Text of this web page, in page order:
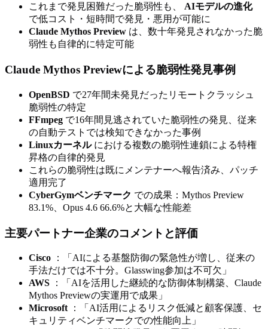
これまで発見困難だった脆弱性も、 AIモデルの進化
で低コスト・短時間で発見・悪用が可能に
Claude Mythos Preview は、数十年発見されなかった脆
弱性も自律的に特定可能
Claude Mythos Previewによる脆弱性発見事例
OpenBSD で27年間未発見だったリモートクラッシュ
脆弱性の特定
FFmpeg で16年間見逃されていた脆弱性の発見、従来
の自動テストでは検知できなかった事例
Linuxカーネルにおける複数の脆弱性連鎖による特権
昇格の自律的発見
これらの脆弱性は既にメンテナーへ報告済み、パッチ
適用完了
CyberGymベンチマーク での成果：Mythos Preview
83.1%、Opus 4.6 66.6%と大幅な性能差
主要パートナー企業のコメントと評価
Cisco ：「AIによる基盤防御の緊急性が増し、従来の
手法だけでは不十分。Glasswing参加は不可欠」
AWS ：「AIを活用した継続的な防御体制構築、Claude
Mythos Previewの実運用で成果」
Microsoft ：「AI活用によるリスク低減と顧客保護、セ
キュリティベンチマークでの性能向上」